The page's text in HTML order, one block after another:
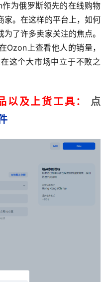
为俄罗斯领先的在线购物
家。在这样的平台上，如何
了许多卖家关注的焦点。
Ozon上查看他人的销量，
这个大市场中立于不败之
以及上货工具：
点